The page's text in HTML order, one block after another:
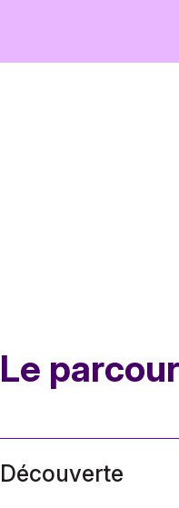
Le
Découverte